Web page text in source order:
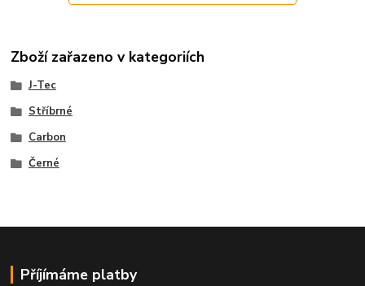
Zboží zařazeno v kategoriích
J-Tec
Stříbrné
Carbon
Černé
Příjímáme platby